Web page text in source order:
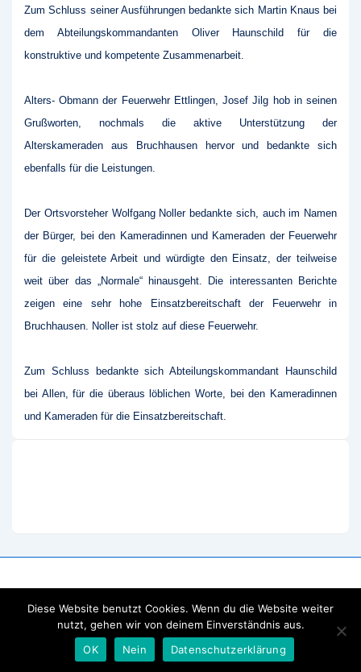
Zum Schluss seiner Ausführungen bedankte sich Martin Knaus bei
dem Abteilungskommandanten Oliver Haunschild für die
konstruktive und kompetente Zusammenarbeit.
Alters- Obmann der Feuerwehr Ettlingen, Josef Jilg hob in seinen
Grußworten, nochmals die aktive Unterstützung der
Alterskameraden aus Bruchhausen hervor und bedankte sich
ebenfalls für die Leistungen.
Der Ortsvorsteher Wolfgang Noller bedankte sich, auch im Namen
der Bürger, bei den Kameradinnen und Kameraden der Feuerwehr
für die geleistete Arbeit und würdigte den Einsatz, der teilweise
weit über das „Normale“ hinausgeht. Die interessanten Berichte
zeigen eine sehr hohe Einsatzbereitschaft der Feuerwehr in
Bruchhausen. Noller ist stolz auf diese Feuerwehr.
Zum Schluss bedankte sich Abteilungskommandant Haunschild
bei Allen, für die überaus löblichen Worte, bei den Kameradinnen
und Kameraden für die Einsatzbereitschaft.
Diese Website benutzt Cookies. Wenn du die Website weiter
nutzt, gehen wir von deinem Einverständnis aus.
OK
Nein Datenschutzerklärung